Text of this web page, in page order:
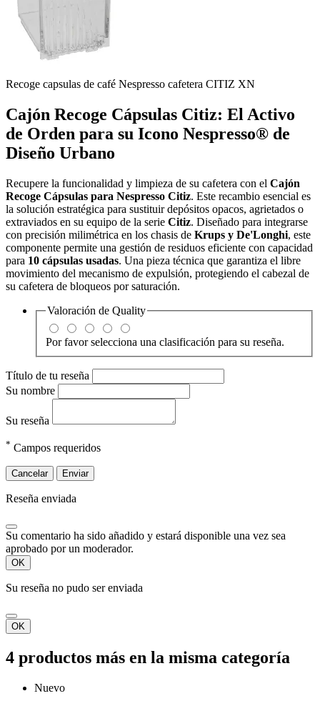
Recoge capsulas de café Nespresso cafetera CITIZ XN
Cajón Recoge Cápsulas Citiz: El Activo
de Orden para su Icono Nespresso® de
Diseño Urbano
Recupere la funcionalidad y limpieza de su cafetera con el Cajón
Recoge Cápsulas para Nespresso Citiz. Este recambio esencial es
la solución estratégica para sustituir depósitos opacos, agrietados o
extraviados en su equipo de la serie Citiz. Diseñado para integrarse
con precisión milimétrica en los chasis de Krups y De'Longhi, este
componente permite una gestión de residuos eficiente con capacidad
para 10 cápsulas usadas. Una pieza técnica que garantiza el libre
movimiento del mecanismo de expulsión, protegiendo el cabezal de
su cafetera de bloqueos por saturación.
Valoración de Quality
Por favor selecciona una clasificación para su reseña.
Título de tu reseña
Su nombre
Su reseña
* Campos requeridos
Cancelar Enviar
Reseña enviada
Su comentario ha sido añadido y estará disponible una vez sea
aprobado por un moderador.
OK
Su reseña no pudo ser enviada
OK
4 productos más en la misma categoría
Nuevo